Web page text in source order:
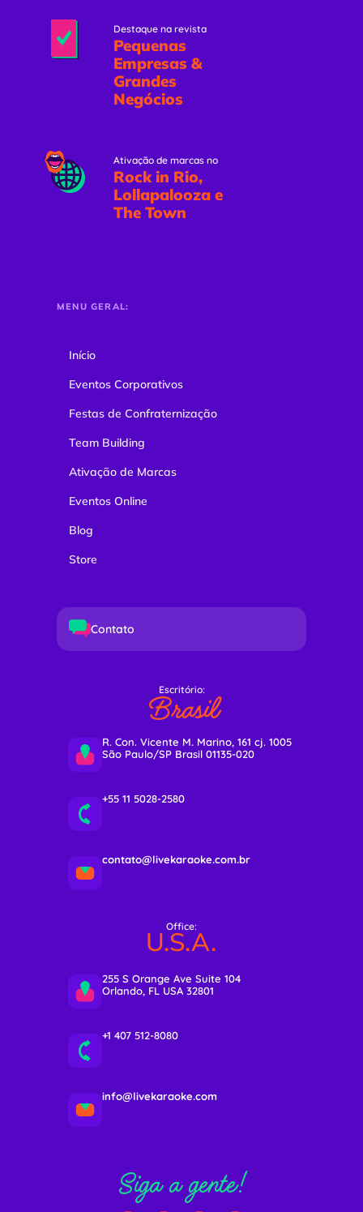
Destaque na revista
Pequenas
Empresas &
Grandes
Negócios
Ativação de marcas no
Rock in Rio,
Lollapalooza e
The Town
MENU GERAL:
Início
Eventos Corporativos
Festas de Confraternização
Team Building
Ativação de Marcas
Eventos Online
Blog
Store
Contato
Escritório:
Brasil
R. Con. Vicente M. Marino, 161 cj. 1005
São Paulo/SP Brasil 01135-020
+55 11 5028-2580
contato@livekaraoke.com.br
Office:
U.S.A.
255 S Orange Ave Suite 104
Orlando, FL USA 32801
+1 407 512-8080
info@livekaraoke.com
Siga a gente!